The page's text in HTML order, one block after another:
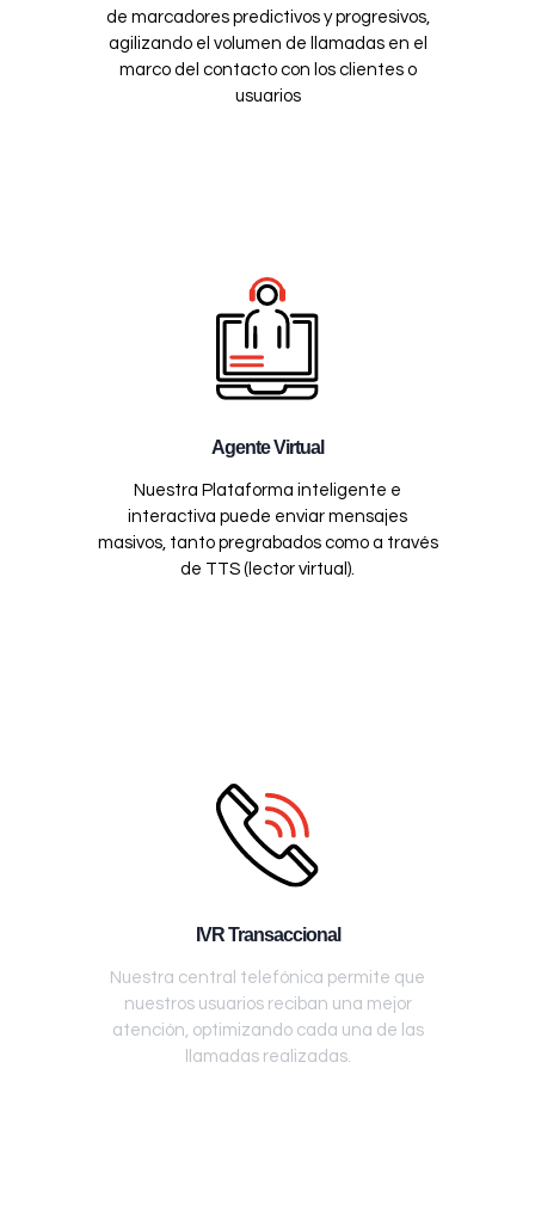
de marcadores predictivos y progresivos,
agilizando el volumen de llamadas en el
marco del contacto con los clientes o
usuarios
Agente Virtual
Nuestra Plataforma inteligente e
interactiva puede enviar mensajes
masivos, tanto pregrabados como a través
de TTS (lector virtual).
IVR Transaccional
Nuestra central telefónica permite que
nuestros usuarios reciban una mejor
atención, optimizando cada una de las
llamadas realizadas.